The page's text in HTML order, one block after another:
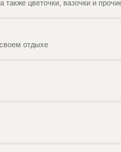
также цветочки, вазочки и
отдыхе